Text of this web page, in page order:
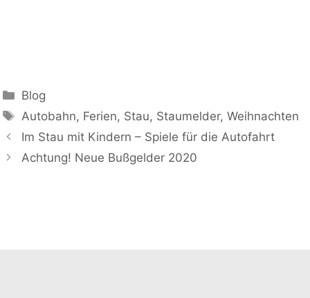
Kategorien
Blog
Schlagwörter
Autobahn, Ferien, Stau, Staumelder,Weihnachten
Im Stau mit Kindern – Spiele für die Autofahrt
Achtung! Neue Bußgelder 2020